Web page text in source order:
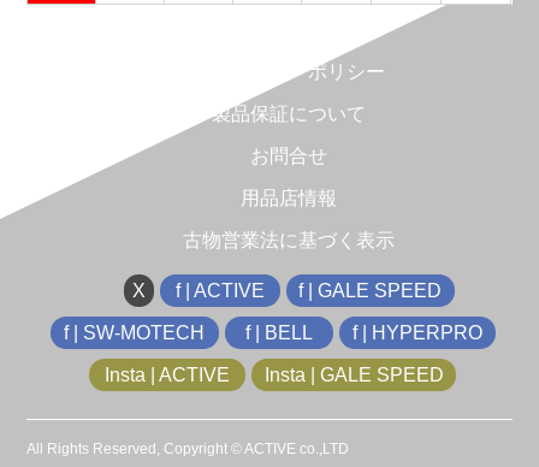
プライバシーポリシー
製品保証について
お問合せ
用品店情報
古物営業法に基づく表示
X f | ACTIVE f | GALE SPEED
f | SW-MOTECH f | BELL f | HYPERPRO
Insta | ACTIVE Insta | GALE SPEED
All Rights Reserved, Copyright © ACTIVE co.,LTD